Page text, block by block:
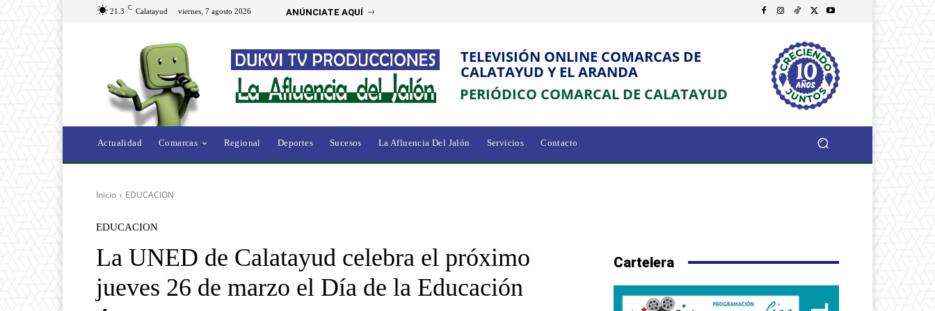
21.3 C Calatayud viernes, 7 agosto 2026 ANÚNCIATE AQUÍ
TELEVISIÓN ONLINE COMARCAS DE
CALATAYUD Y EL ARANDA
PERIÓDICO COMARCAL DE CALATAYUD
Actualidad Comarcas Regional Deportes Sucesos La Afluencia Del Jalón Servicios Contacto
Inicio EDUCACION
EDUCACION
La UNED de Calatayud celebra el próximo
jueves 26 de marzo el Día de la Educación
Cartelera